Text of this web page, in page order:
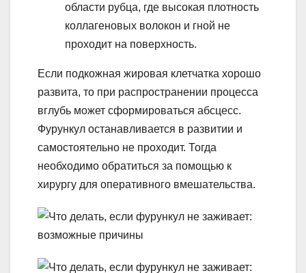
области рубца, где высокая плотность
коллагеновых волокон и гной не
проходит на поверхность.
Если подкожная жировая клетчатка хорошо
развита, то при распространении процесса
вглубь может сформироваться абсцесс.
Фурункул останавливается в развитии и
самостоятельно не проходит. Тогда
необходимо обратиться за помощью к
хирургу для оперативного вмешательства.